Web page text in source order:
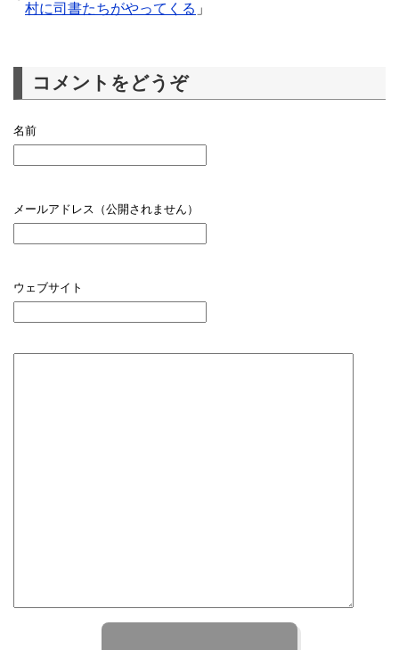
村に司書たちがやってくる 」
コメントをどうぞ
名前
メールアドレス（公開されません）
ウェブサイト